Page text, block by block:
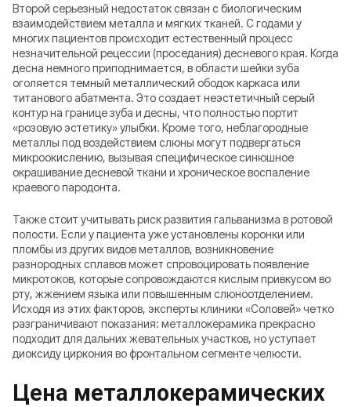
Второй серьезный недостаток связан с биологическим
взаимодействием металла и мягких тканей. С годами у
многих пациентов происходит естественный процесс
незначительной рецессии (проседания) десневого края. Когда
десна немного приподнимается, в области шейки зуба
оголяется темный металлический ободок каркаса или
титанового абатмента. Это создает неэстетичный серый
контур на границе зуба и десны, что полностью портит
«розовую эстетику» улыбки. Кроме того, неблагородные
металлы под воздействием слюны могут подвергаться
микроокислению, вызывая специфическое синюшное
окрашивание десневой ткани и хроническое воспаление
краевого пародонта.
Также стоит учитывать риск развития гальванизма в ротовой
полости. Если у пациента уже установлены коронки или
пломбы из других видов металлов, возникновение
разнородных сплавов может спровоцировать появление
микротоков, которые сопровождаются кислым привкусом во
рту, жжением языка или повышенным слюноотделением.
Исходя из этих факторов, эксперты клиники «Соловей» четко
разграничивают показания: металлокерамика прекрасно
подходит для дальних жевательных участков, но уступает
диоксиду циркония во фронтальном сегменте челюсти.
Цена металлокерамических